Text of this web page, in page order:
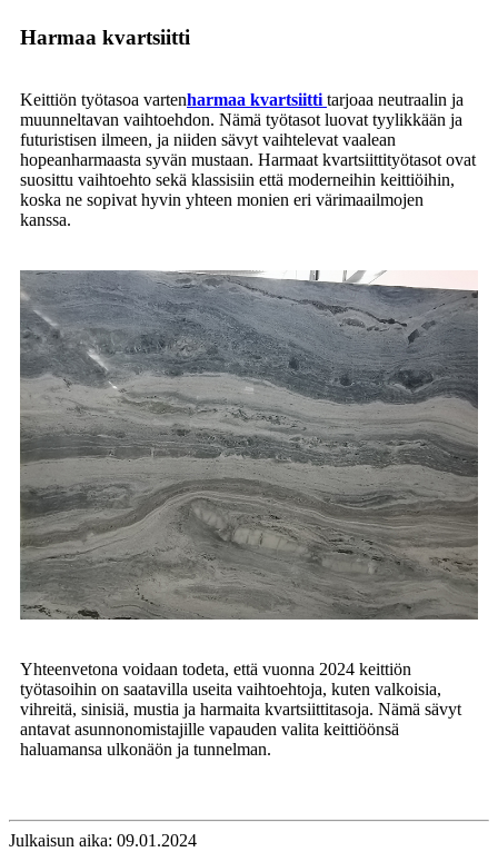
Harmaa kvartsiitti
Keittiön työtasoa vartenharmaa kvartsiitti tarjoaa neutraalin ja
muunneltavan vaihtoehdon. Nämä työtasot luovat tyylikkään ja
futuristisen ilmeen, ja niiden sävyt vaihtelevat vaalean
hopeanharmaasta syvän mustaan. Harmaat kvartsiittityötasot ovat
suosittu vaihtoehto sekä klassisiin että moderneihin keittiöihin,
koska ne sopivat hyvin yhteen monien eri värimaailmojen
kanssa.
Yhteenvetona voidaan todeta, että vuonna 2024 keittiön
työtasoihin on saatavilla useita vaihtoehtoja, kuten valkoisia,
vihreitä, sinisiä, mustia ja harmaita kvartsiittitasoja. Nämä sävyt
antavat asunnonomistajille vapauden valita keittiöönsä
haluamansa ulkonäön ja tunnelman.
Julkaisun aika: 09.01.2024